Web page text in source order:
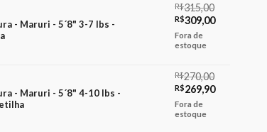
- Maruri - 5´8" 3-7 lbs -
R$315,00
O
preço
original
R$315,00.
R$309,00O
Fora de
estoque
- Maruri - 5´8" 4-10 lbs -
R$270,00
O
preço
original
R$269,90O
Fora de
estoque